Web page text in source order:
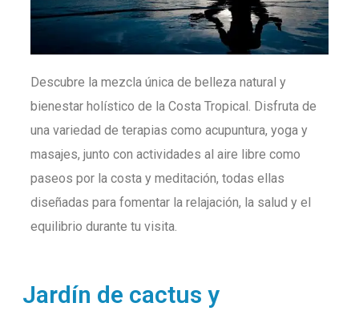
Descubre la mezcla única de belleza natural y
bienestar holístico de la Costa Tropical. Disfruta de
una variedad de terapias como acupuntura, yoga y
masajes, junto con actividades al aire libre como
paseos por la costa y meditación, todas ellas
diseñadas para fomentar la relajación, la salud y el
equilibrio durante tu visita.
Jardín de cactus y